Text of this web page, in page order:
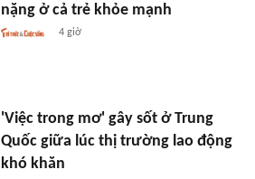
nặng ở cả trẻ khỏe mạnh
4 giờ
'Việc trong mơ' gây sốt ở Trung
Quốc giữa lúc thị trường lao động
khó khăn